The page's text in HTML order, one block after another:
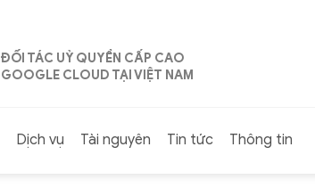
ĐỐI TÁC UỶ QUYỀN CẤP CAO
GOOGLE CLOUD TẠI VIỆT NAM
Dịch vụ Tài nguyên Tin tức Thông tin